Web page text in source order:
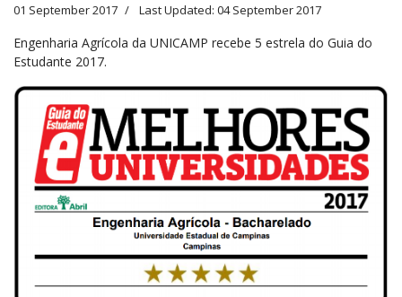
01 September 2017 Last Updated: 04 September 2017
Engenharia Agrícola da UNICAMP recebe 5 estrela do Guia do
Estudante 2017.